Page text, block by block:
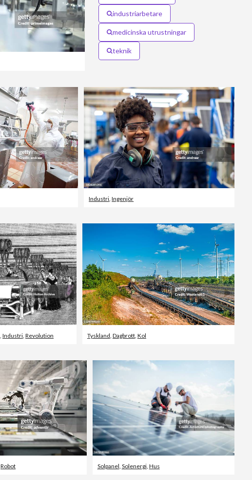
industriarbetare
medicinska utrustningar
teknik
Industri ,Ingenjör
Industri Revolution Tyskland Dagbrott, Kol
Robot Solpanel Solenergi, Hus